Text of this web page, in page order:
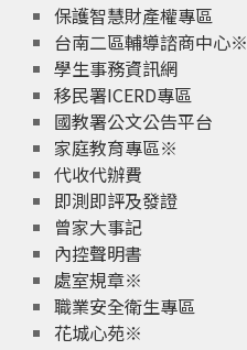
保護智慧財產權專區
台南二區輔導諮商中心※
學生事務資訊網
移民署ICERD專區
國教署公文公告平台
家庭教育專區※
代收代辦費
即測即評及發證
曾家大事記
內控聲明書
處室規章※
職業安全衛生專區
花城心苑※